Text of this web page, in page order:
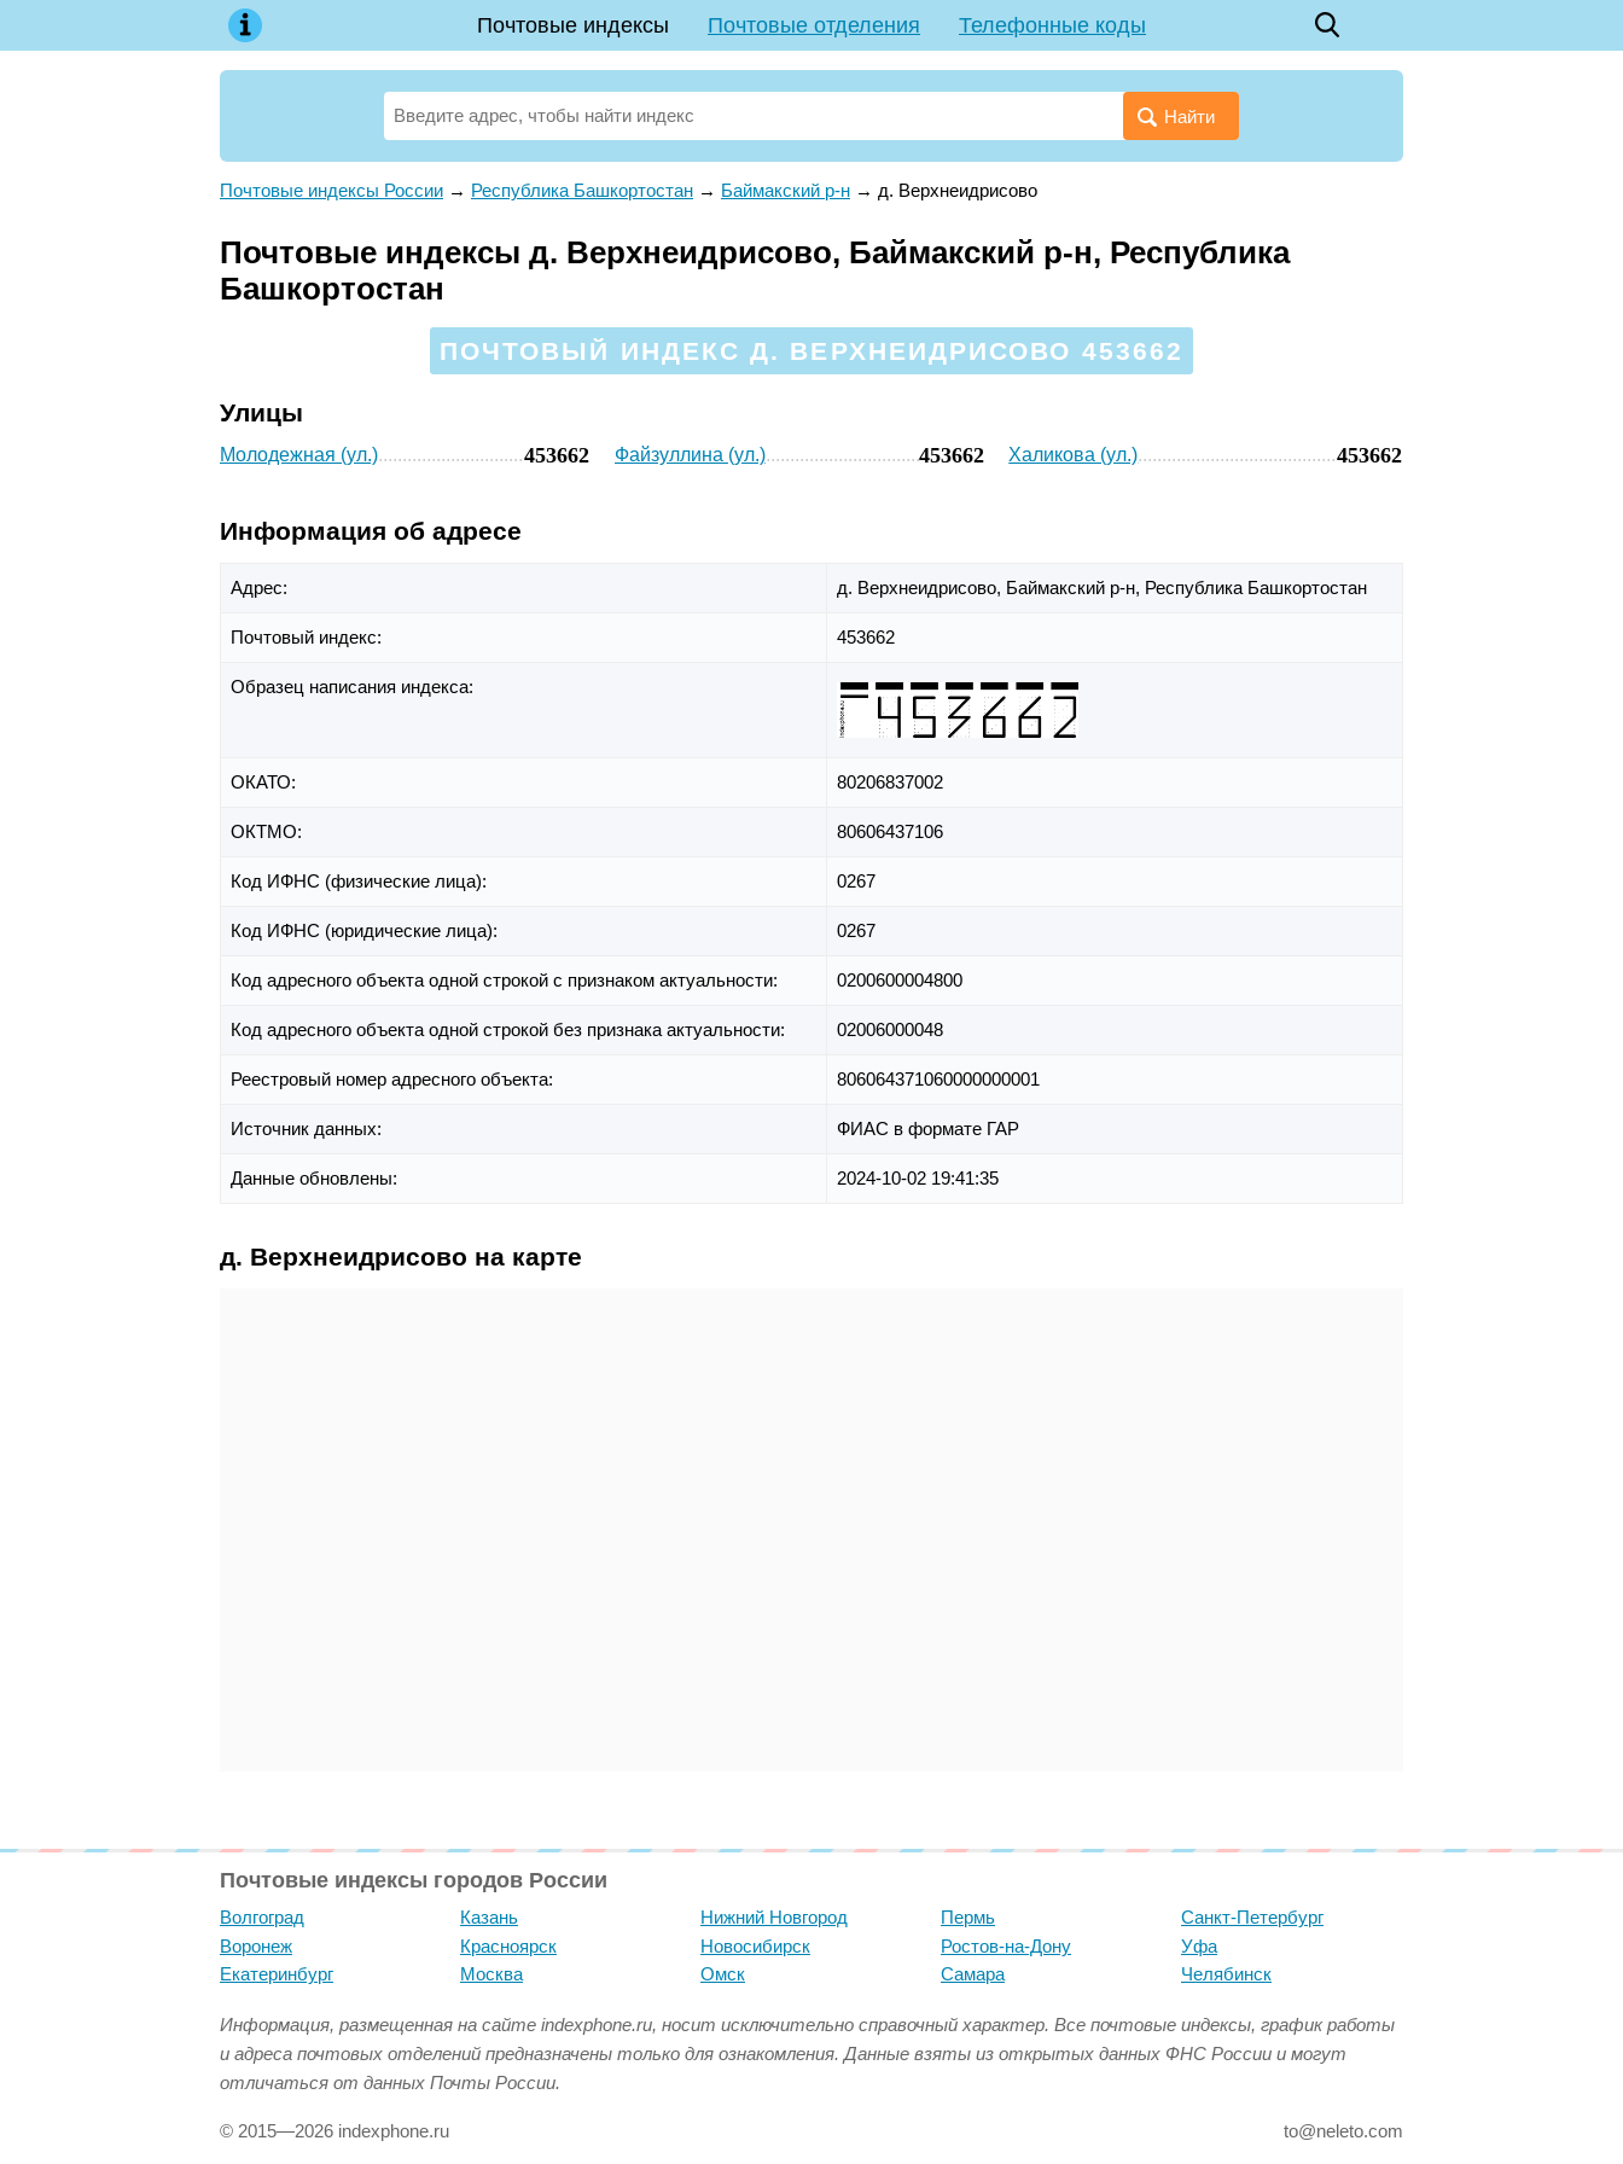
Почтовые индексы Почтовые отделения Телефонные коды
Найти
Почтовые индексы России → Республика Башкортостан → Баймакский р-н → д. Верхнеидрисово
Почтовые индексы д. Верхнеидрисово, Баймакский р-н, Республика
Башкортостан
ПОЧТОВЫЙ ИНДЕКС Д. ВЕРХНЕИДРИСОВО 453662
Улицы
Молодежная (ул.) 453662 Файзуллина (ул.) 453662 Халикова (ул.) 453662
Информация об адресе
Адрес: д. Верхнеидрисово, Баймакский р-н, Республика Башкортостан
Почтовый индекс: 453662
Образец написания индекса:
ОКАТО: 80206837002
ОКТМО: 80606437106
Код ИФНС (физические лица): 0267
Код ИФНС (юридические лица): 0267
Код адресного объекта одной строкой с признаком актуальности: 0200600004800
Код адресного объекта одной строкой без признака актуальности: 02006000048
Реестровый номер адресного объекта: 806064371060000000001
Источник данных: ФИАС в формате ГАР
Данные обновлены: 2024-10-02 19:41:35
д. Верхнеидрисово на карте
Почтовые индексы городов России
Волгоград
Воронеж
Екатеринбург
Казань
Красноярск
Москва
Нижний Новгород
Новосибирск
Омск
Пермь
Ростов-на-Дону
Самара
Санкт-Петербург
Уфа
Челябинск
Информация, размещенная на сайте indexphone.ru, носит исключительно справочный характер. Все почтовые индексы, график работы
и адреса почтовых отделений предназначены только для ознакомления. Данные взяты из открытых данных ФНС России и могут
отличаться от данных Почты России.
© 2015—2026 indexphone.ru to@neleto.com